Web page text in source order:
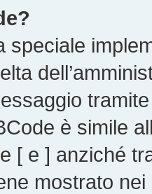
speciale
è simile
[ e ] anziché
mostrato